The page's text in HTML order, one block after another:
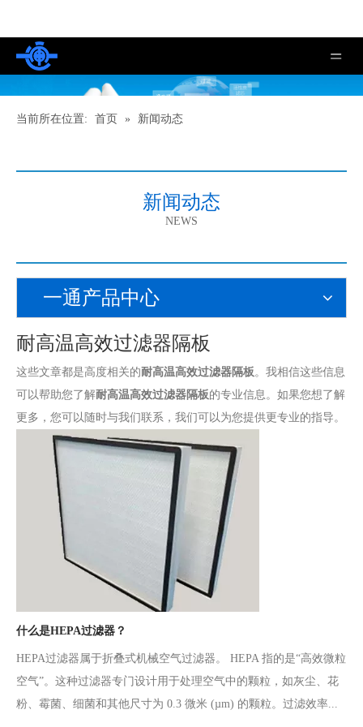
当前所在位置: 首页 » 新闻动态
新闻动态
NEWS
一通产品中心
耐高温高效过滤器隔板
这些文章都是高度相关的耐高温高效过滤器隔板。我相信这些信息
可以帮助您了解耐高温高效过滤器隔板的专业信息。如果您想了解
更多，您可以随时与我们联系，我们可以为您提供更专业的指导。
什么是HEPA过滤器？
HEPA过滤器属于折叠式机械空气过滤器。 HEPA 指的是“高效微粒
空气”。这种过滤器专门设计用于处理空气中的颗粒，如灰尘、花
粉、霉菌、细菌和其他尺寸为 0.3 微米 (µm) 的颗粒。过滤效率...